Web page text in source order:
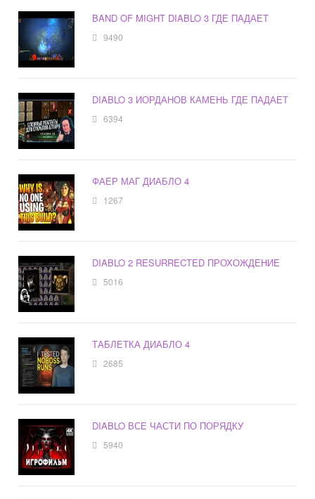
BAND OF MIGHT DIABLO 3 ГДЕ ПАДАЕТ
9490
DIABLO 3 ИОРДАНОВ КАМЕНЬ ГДЕ ПАДАЕТ
6394
ФАЕР МАГ ДИАБЛО 4
1267
DIABLO 2 RESURRECTED ПРОХОЖДЕНИЕ
5016
ТАБЛЕТКА ДИАБЛО 4
2685
DIABLO ВСЕ ЧАСТИ ПО ПОРЯДКУ
5940